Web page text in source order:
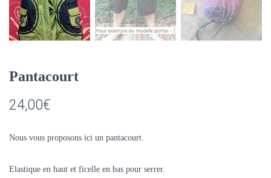
Pantacourt
24,00€
Nous vous proposons ici un pantacourt.
Elastique en haut et ficelle en bas pour serrer.